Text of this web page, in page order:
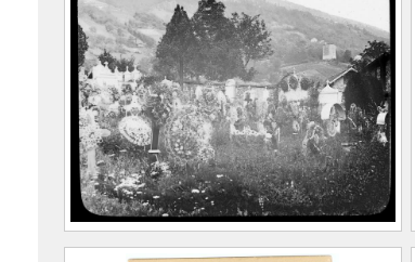
Allevard, 1962)
CE2020.1.87
Allevard. Un coin du cimetière